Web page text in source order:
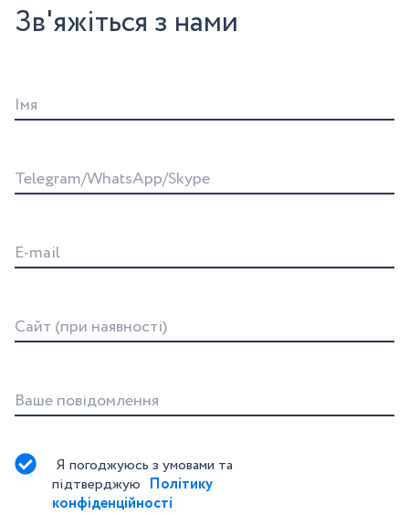
Зв'яжіться з нами
Iмя
Telegram/WhatsApp/Skype
E-mail
Сайт (при наявності)
Ваше повідомлення
Я погоджуюсь з умовами та
підтверджую Політику
конфіденційності